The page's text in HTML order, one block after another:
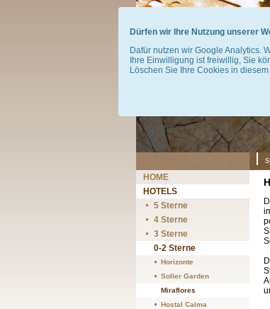
Dürfen wir Ihre Nutzung unserer
Dafür nutzen wir Google Analytics.
Ihre Einwilligung ist freiwillig, Sie
Löschen Sie Ihre Cookies in
Navigation
überspringen
HOME
HOTELS
5 Sterne
4 Sterne
3 Sterne
0-2 Sterne
Horizonte
Soller Garden
Miraflores
Hostal Calma